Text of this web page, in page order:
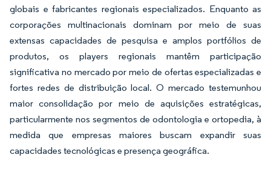
globais e fabricantes regionais especializados. Enquanto as
corporações multinacionais dominam por meio de suas
extensas capacidades de pesquisa e amplos portfólios de
produtos, os players regionais mantêm participação
significativa no mercado por meio de ofertas especializadas e
fortes redes de distribuição local. O mercado testemunhou
maior consolidação por meio de aquisições estratégicas,
particularmente nos segmentos de odontologia e ortopedia, à
medida que empresas maiores buscam expandir suas
capacidades tecnológicas e presença geográfica.